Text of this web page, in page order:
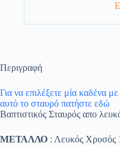
Περιγραφή
Για να επιλέξετε μία καδένα
αυτό το σταυρό πατήστε εδώ
Βαπτιστικός Σταυρός απο
ΜΕΤΑΛΛΟ : Λευκός Χρυσός